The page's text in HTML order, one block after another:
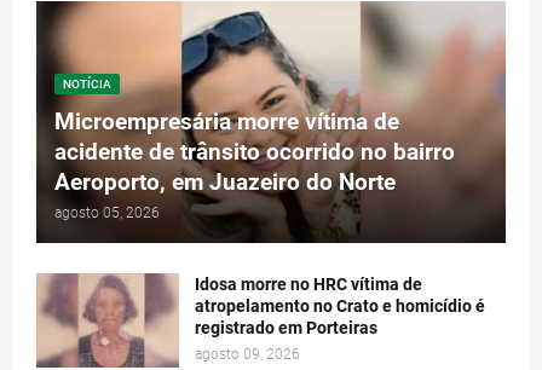
NOTÍCIA
Microempresária morre vítima de
acidente de trânsito ocorrido no bairro
Aeroporto, em Juazeiro do Norte
agosto 05, 2026
Idosa morre no HRC vítima de
atropelamento no Crato e homicídio é
registrado em Porteiras
agosto 09, 2026